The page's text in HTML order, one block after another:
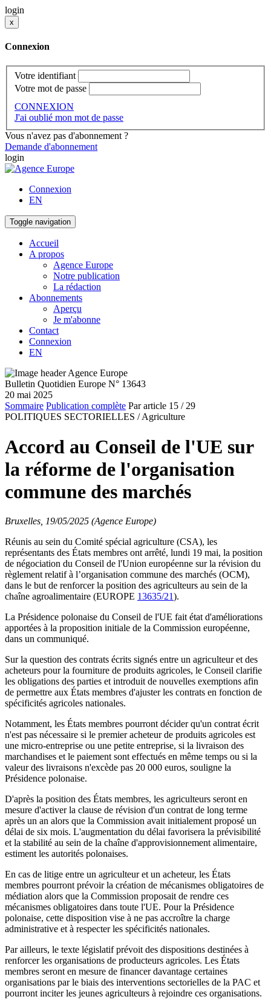
login
x
Connexion
Votre identifiant
Votre mot de passe
CONNEXION
J'ai oublié mon mot de passe
Vous n'avez pas d'abonnement ?
Demande d'abonnement
login
Connexion
EN
Toggle navigation
Accueil
A propos
Agence Europe
Notre publication
La rédaction
Abonnements
Aperçu
Je m'abonne
Contact
Connexion
EN
Bulletin Quotidien Europe N° 13643
20 mai 2025
Sommaire Publication complète Par article 15 / 29
POLITIQUES SECTORIELLES / Agriculture
Accord au Conseil de l'UE sur
la réforme de l'organisation
commune des marchés
Bruxelles, 19/05/2025 (Agence Europe)
Réunis au sein du Comité spécial agriculture (CSA), les
représentants des États membres ont arrêté, lundi 19 mai, la position
de négociation du Conseil de l'Union européenne sur la révision du
règlement relatif à l’organisation commune des marchés (OCM),
dans le but de renforcer la position des agriculteurs au sein de la
chaîne agroalimentaire (EUROPE 13635/21).
La Présidence polonaise du Conseil de l'UE fait état d'améliorations
apportées à la proposition initiale de la Commission européenne,
dans un communiqué.
Sur la question des contrats écrits signés entre un agriculteur et des
acheteurs pour la fourniture de produits agricoles, le Conseil clarifie
les obligations des parties et introduit de nouvelles exemptions afin
de permettre aux États membres d'ajuster les contrats en fonction de
spécificités agricoles nationales.
Notamment, les États membres pourront décider qu'un contrat écrit
n'est pas nécessaire si le premier acheteur de produits agricoles est
une micro-entreprise ou une petite entreprise, si la livraison des
marchandises et le paiement sont effectués en même temps ou si la
valeur des livraisons n'excède pas 20 000 euros, souligne la
Présidence polonaise.
D'après la position des États membres, les agriculteurs seront en
mesure d'activer la clause de révision d'un contrat de long terme
après un an alors que la Commission avait initialement proposé un
délai de six mois. L'augmentation du délai favorisera la prévisibilité
et la stabilité au sein de la chaîne d'approvisionnement alimentaire,
estiment les autorités polonaises.
En cas de litige entre un agriculteur et un acheteur, les États
membres pourront prévoir la création de mécanismes obligatoires de
médiation alors que la Commission proposait de rendre ces
mécanismes obligatoires dans toute l'UE. Pour la Présidence
polonaise, cette disposition vise à ne pas accroître la charge
administrative et à respecter les spécificités nationales.
Par ailleurs, le texte législatif prévoit des dispositions destinées à
renforcer les organisations de producteurs agricoles. Les États
membres seront en mesure de financer davantage certaines
organisations par le biais des interventions sectorielles de la PAC et
pourront inciter les jeunes agriculteurs à rejoindre ces organisations.